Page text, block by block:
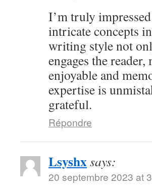
I’m truly
intricate concepts
writing style not
engages the
enjoyable and
expertise is
grateful.
Répondre
Lsyshxsays:
20 septembre 2023 at